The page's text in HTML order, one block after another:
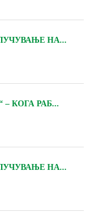
НА...
КОГА РАБ...
НА...